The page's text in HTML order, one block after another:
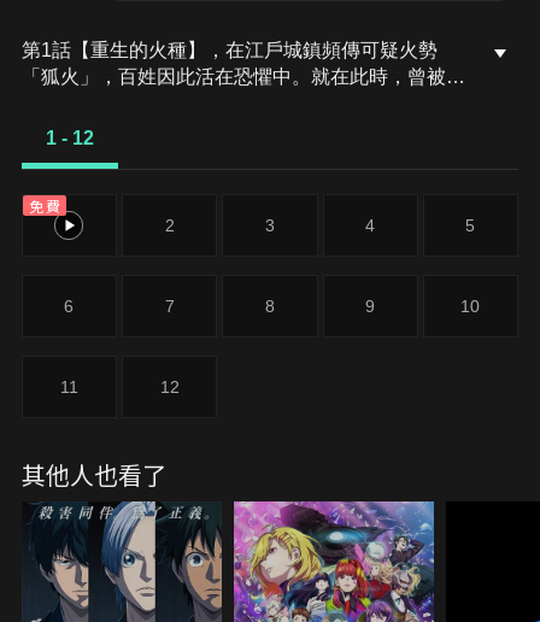
第1話【重生的火種】，在江戶城鎮頻傳可疑火勢
「狐火」，百姓因此活在恐懼中。就在此時，曾被譽
遭逢挫敗，選擇悄悄隱居郊外。然而，新庄藩藩士折
妻子深雪的支持下，他下定決心再次投身烈焰之中。
1 - 12
免費
1 2 3 4 5
6 7 8 9 10
11 12
其他人也看了